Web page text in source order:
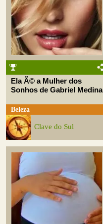
Ela Ã© a Mulher dos
Sonhos de Gabriel Medina
Beleza
Clave do Sul